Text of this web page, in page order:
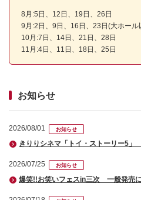
8月:5日、12日、19日、26日
9月:2日、9日、16日、23日(大ホール
10月:7日、14日、21日、28日
11月:4日、11日、18日、25日
お知らせ
2026/08/01 お知らせ
きりりシネマ「トイ・ストーリー5
2026/07/25 お知らせ
爆笑!!お笑いフェスin三次 一般発売